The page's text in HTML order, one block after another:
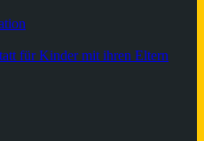
für Kinder mit ihren Eltern